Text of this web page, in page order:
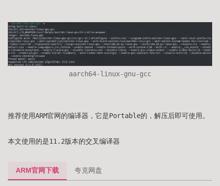
aarch64-linux-gnu-gcc
推荐使用ARM官网的编译器，它是Portable的，解压后即可使用。
本文使用的是11.2版本的交叉编译器
ARM官网下载 夸克网盘